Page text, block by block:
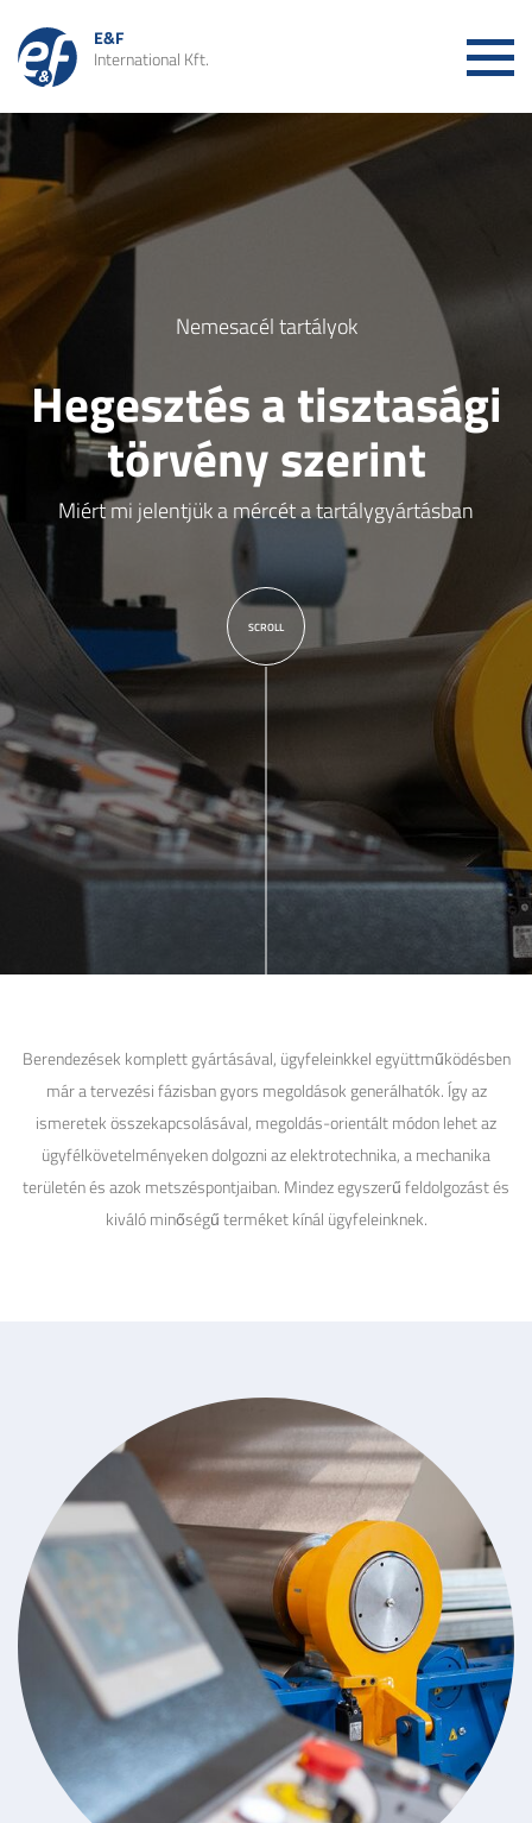
E&F
International Kft.
CSŐVEZETÉKEK ÉPÍTÉSE
NEMESACÉL TARTÁLYOK
VÁLLALATUNK
Adatvédelem Impresszum Tanúsítványok Orbitális hegesztés
Állás és karrier
Nemesacél tartályok
Hegesztés a tisztasági
törvény szerint
Miért mi jelentjük a mércét a tartálygyártásban
SCROLL
Berendezések komplett gyártásával, ügyfeleinkkel együttműködésben
már a tervezési fázisban gyors megoldások generálhatók. Így az
ismeretek összekapcsolásával, megoldás-orientált módon lehet az
ügyfélkövetelményeken dolgozni az elektrotechnika, a mechanika
területén és azok metszéspontjaiban. Mindez egyszerű feldolgozást és
kiváló minőségű terméket kínál ügyfeleinknek.